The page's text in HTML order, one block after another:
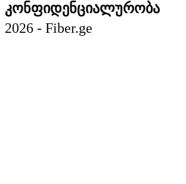
კონფიდენციალურობა
2026 - Fiber.ge